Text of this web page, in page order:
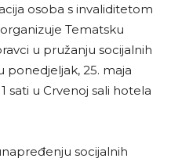
osoba s invaliditetom
Tematsku
u pružanju socijalnih
ponedjeljak, 25. maja
sati u Crvenoj sali hotela
socijalnih